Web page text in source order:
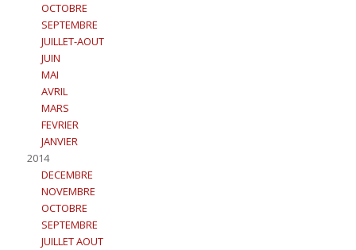
OCTOBRE
SEPTEMBRE
JUILLET-AOUT
JUIN
MAI
AVRIL
MARS
FEVRIER
JANVIER
2014
DECEMBRE
NOVEMBRE
OCTOBRE
SEPTEMBRE
JUILLET AOUT